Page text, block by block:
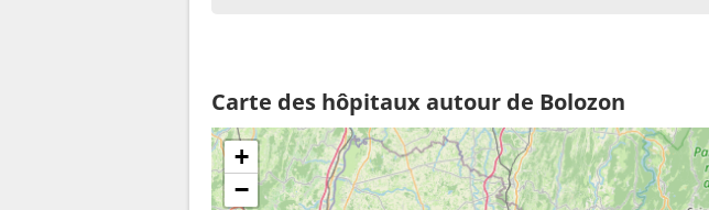
Carte des hôpitaux autour de Bolozon
+
−